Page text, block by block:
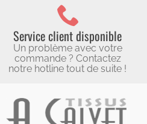
Service client disponible
Un problème avec votre
commande ? Contactez
notre hotline tout de suite !